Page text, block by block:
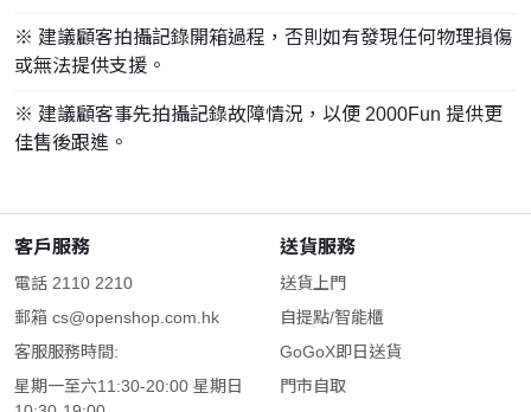
※ 建議顧客拍攝記錄開箱過程，否則如有發現任何物理損傷
或無法提供支援。
※ 建議顧客事先拍攝記錄故障情況，以便 2000Fun 提供更
佳售後跟進。
客戶服務
電話 2110 2210
郵箱 cs@openshop.com.hk
客服服務時間:
星期一至六11:30-20:00 星期日
送貨服務
送貨上門
自提點/智能櫃
GoGoX即日送貨
門市自取